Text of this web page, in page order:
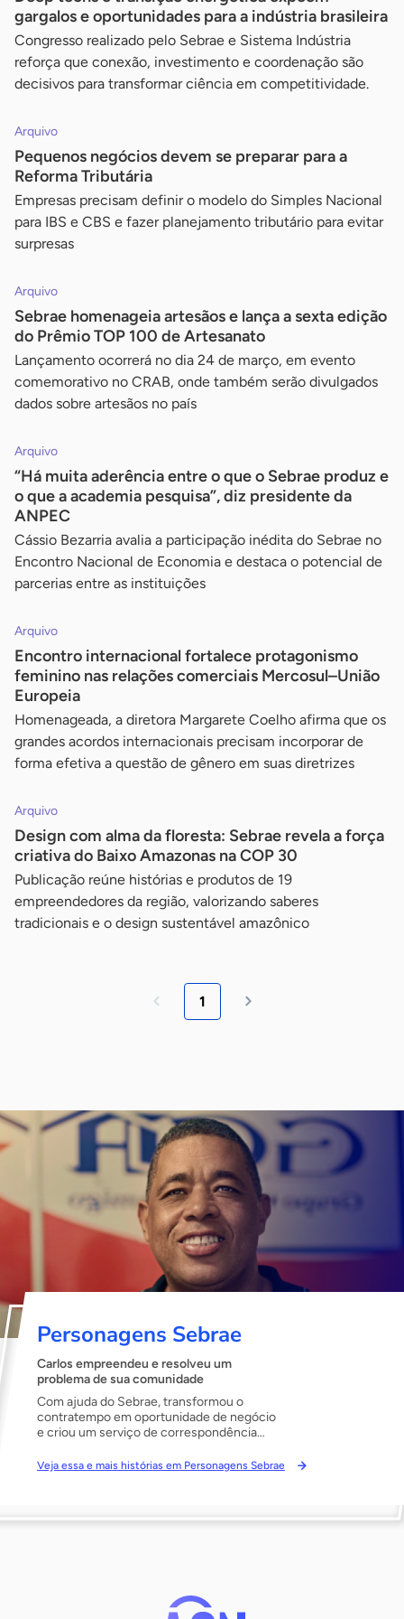
gargalos e oportunidades para a indústria brasileira
Congresso realizado pelo Sebrae e Sistema Indústria
reforça que conexão, investimento e coordenação são
decisivos para transformar ciência em competitividade.
Arquivo
Pequenos negócios devem se preparar para a
Reforma Tributária
Empresas precisam definir o modelo do Simples Nacional
para IBS e CBS e fazer planejamento tributário para evitar
surpresas
Arquivo
Sebrae homenageia artesãos e lança a sexta edição
do Prêmio TOP 100 de Artesanato
Lançamento ocorrerá no dia 24 de março, em evento
comemorativo no CRAB, onde também serão divulgados
dados sobre artesãos no país
Arquivo
“Há muita aderência entre o que o Sebrae produz e
o que a academia pesquisa”, diz presidente da
ANPEC
Cássio Bezarria avalia a participação inédita do Sebrae no
Encontro Nacional de Economia e destaca o potencial de
parcerias entre as instituições
Arquivo
Encontro internacional fortalece protagonismo
feminino nas relações comerciais Mercosul–União
Europeia
Homenageada, a diretora Margarete Coelho afirma que os
grandes acordos internacionais precisam incorporar de
forma efetiva a questão de gênero em suas diretrizes
Arquivo
Design com alma da floresta: Sebrae revela a força
criativa do Baixo Amazonas na COP 30
Publicação reúne histórias e produtos de 19
empreendedores da região, valorizando saberes
tradicionais e o design sustentável amazônico
1
Personagens Sebrae
Carlos empreendeu e resolveu um
problema de sua comunidade
Com ajuda do Sebrae, transformou o
contratempo em oportunidade de negócio
e criou um serviço de correspondência
comunidades do Rio de Janeiro.
Veja essa e mais histórias em Personagens Sebrae